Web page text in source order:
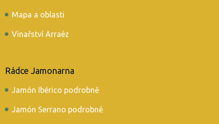
Mapa a oblasti
Vinařství Arraéz
Rádce Jamonarna
Jamón Ibérico podrobně
Jamón Serrano podrobně